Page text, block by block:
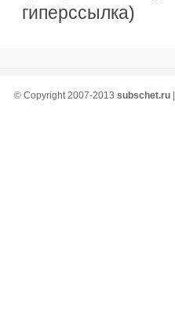
гиперссылка)
© Copyright 2007-2013 subschet.ru|